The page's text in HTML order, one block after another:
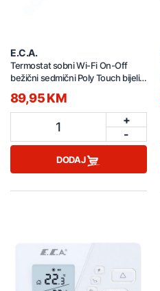
E.C.A.
Termostat sobni Wi-Fi On-Off
bežični sedmični Poly Touch bijeli
7006903005
89,95 KM
1
+
-
DODAJ